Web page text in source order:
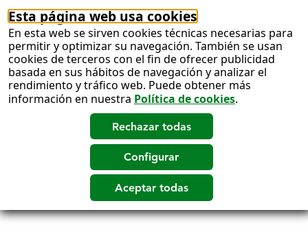
Esta página web usa cookies
En esta web se sirven cookies técnicas necesarias para
permitir y optimizar su navegación. También se usan
cookies de terceros con el fin de ofrecer publicidad
basada en sus hábitos de navegación y analizar el
rendimiento y tráfico web. Puede obtener más
información en nuestra Política de cookies.